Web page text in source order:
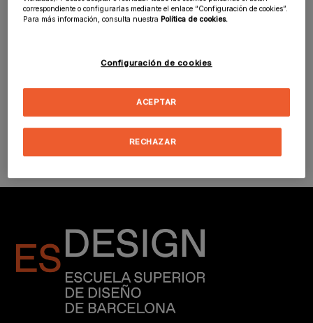
DESIGNER unisex
unisex
correspondiente o configurarlas mediante el enlace “Configuración de cookies”.
Para más información, consulta nuestra Política de cookies.
Configuración de cookies
RECHAZAR
ACEPTAR